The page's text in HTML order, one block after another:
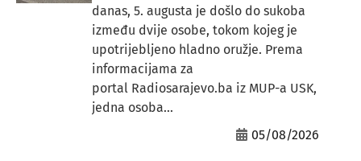
danas, 5. augusta je došlo do sukoba
između dvije osobe, tokom kojeg je
upotrijebljeno hladno oružje. Prema
informacijama za
portal Radiosarajevo.ba iz MUP-a USK,
jedna osoba...
05/08/2026